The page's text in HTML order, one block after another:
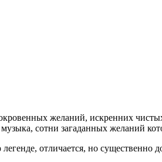
желаний, искренних
сотни загаданных желаний
отличается, но существенно